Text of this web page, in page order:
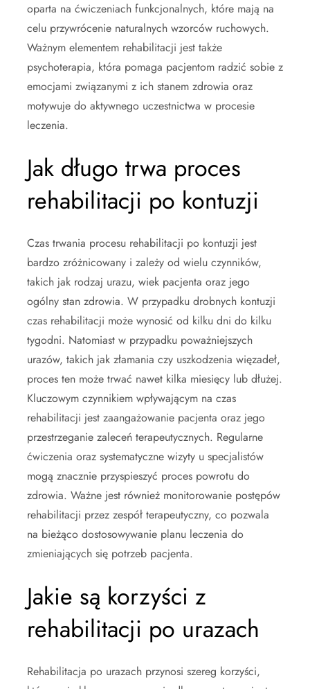
oparta na ćwiczeniach funkcjonalnych, które mają na
celu przywrócenie naturalnych wzorców ruchowych.
Ważnym elementem rehabilitacji jest także
psychoterapia, która pomaga pacjentom radzić sobie z
emocjami związanymi z ich stanem zdrowia oraz
motywuje do aktywnego uczestnictwa w procesie
leczenia.
Jak długo trwa proces
rehabilitacji po kontuzji
Czas trwania procesu rehabilitacji po kontuzji jest
bardzo zróżnicowany i zależy od wielu czynników,
takich jak rodzaj urazu, wiek pacjenta oraz jego
ogólny stan zdrowia. W przypadku drobnych kontuzji
czas rehabilitacji może wynosić od kilku dni do kilku
tygodni. Natomiast w przypadku poważniejszych
urazów, takich jak złamania czy uszkodzenia więzadeł,
proces ten może trwać nawet kilka miesięcy lub dłużej.
Kluczowym czynnikiem wpływającym na czas
rehabilitacji jest zaangażowanie pacjenta oraz jego
przestrzeganie zaleceń terapeutycznych. Regularne
ćwiczenia oraz systematyczne wizyty u specjalistów
mogą znacznie przyspieszyć proces powrotu do
zdrowia. Ważne jest również monitorowanie postępów
rehabilitacji przez zespół terapeutyczny, co pozwala
na bieżąco dostosowywanie planu leczenia do
zmieniających się potrzeb pacjenta.
Jakie są korzyści z
rehabilitacji po urazach
Rehabilitacja po urazach przynosi szereg korzyści,